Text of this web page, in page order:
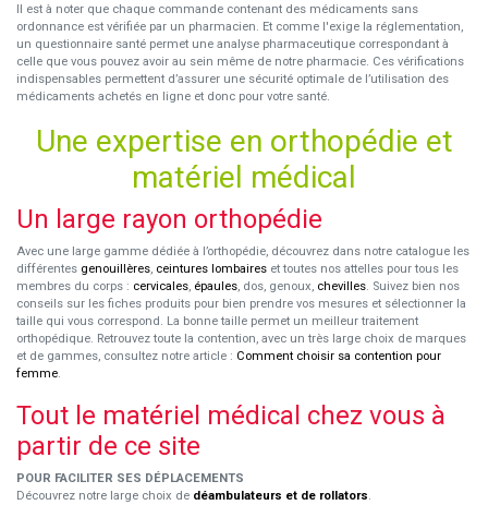
Il est à noter que chaque commande contenant des médicaments sans
ordonnance est vérifiée par un pharmacien. Et comme l'exige la réglementation,
un questionnaire santé permet une analyse pharmaceutique correspondant à
celle que vous pouvez avoir au sein même de notre pharmacie. Ces vérifications
indispensables permettent d’assurer une sécurité optimale de l’utilisation des
médicaments achetés en ligne et donc pour votre santé.
Une expertise en orthopédie et
matériel médical
Un large rayon orthopédie
Avec une large gamme dédiée à l’orthopédie, découvrez dans notre catalogue les
différentes genouillères, ceintures lombaires et toutes nos attelles pour tous les
membres du corps : cervicales, épaules, dos, genoux, chevilles. Suivez bien nos
conseils sur les fiches produits pour bien prendre vos mesures et sélectionner la
taille qui vous correspond. La bonne taille permet un meilleur traitement
orthopédique. Retrouvez toute la contention, avec un très large choix de marques
et de gammes, consultez notre article : Comment choisir sa contention pour
femme.
Tout le matériel médical chez vous à
partir de ce site
POUR FACILITER SES DÉPLACEMENTS
Découvrez notre large choix de déambulateurs et de rollators.